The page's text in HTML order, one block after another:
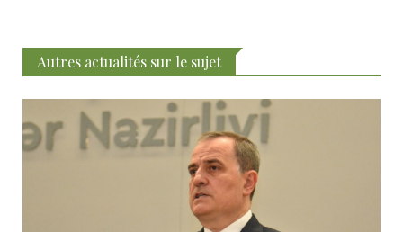
Autres actualités sur le sujet